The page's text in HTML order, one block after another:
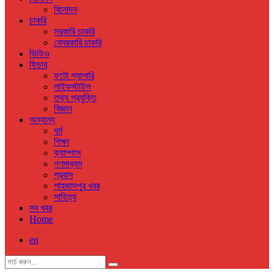
বিনোদন
চাকরি
সরকারি চাকরি
বেসরকারি চাকরি
ভিডিও
ফিচার
ফটো গ্যালারি
লাইফস্টাইল
তথ্য প্রযুক্তি
বিজ্ঞান
অন্যান্য
ধর্ম
শিক্ষা
ক্যাম্পাস
গণমাধ্যম
প্রবাস
শাহজাদপুর খবর
সাহিত্য
সব খবর
Home
en